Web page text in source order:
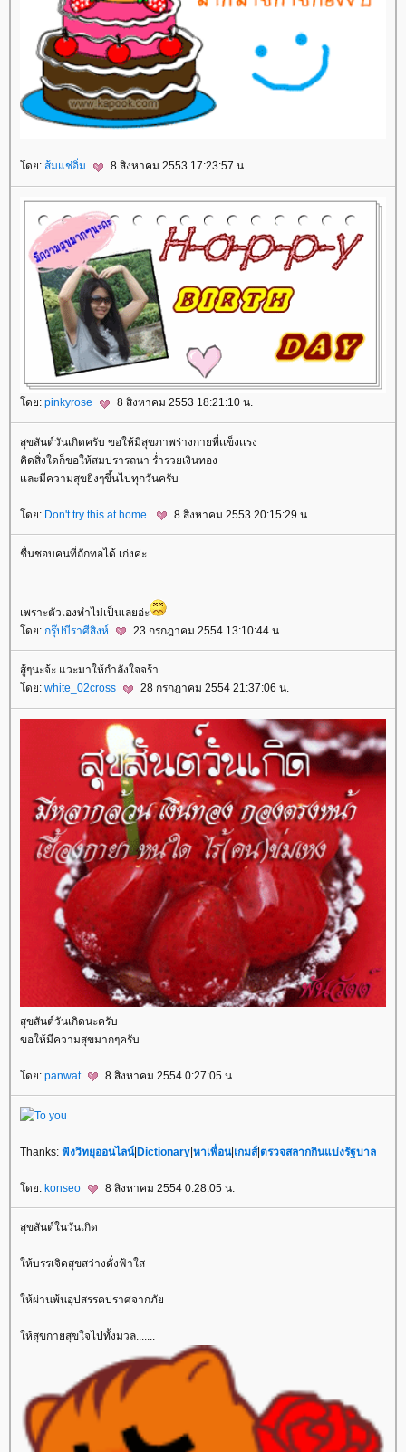
ดย: ส้มแช่อิ่ม 8 สิงหาคม 2553 17:23:57 น.
ดย: pinkyrose 8 สิงหาคม 2553 18:21:10 น.
สุขสันต์วันเกิดครับ ขอให้มีสุขภาพร่างกายที่เเข็งเเรง
คิดสิ่งใดก็ขอให้สมปรารถนา ร่ำรวยเงินทอง
เเละมีความสุขยิ่งๆขึ้นไปทุกวันครับ
ดย: Don't try this at home. 8 สิงหาคม 2553 20:15:29 น.
ชื่นชอบคนที่ถักทอได้ เก่งค่ะ
เพราะตัวเองทำไม่เป็นเลยอ่ะ
ดย: กรุ๊ปบีราศีสิงห์ 23 กรกฎาคม 2554 13:10:44 น.
สู้ๆนะจ้ะ แวะมาให้กำลังใจจร้า
ดย: white_02cross 28 กรกฎาคม 2554 21:37:06 น.
สุขสันต์วันเกิดนะครับ
ขอให้มีความสุขมากๆครับ
ดย: panwat 8 สิงหาคม 2554 0:27:05 น.
Thanks: ฟังวิทยุออนไลน์| Dictionary หาเพื่อน| เกมส์|ตรวจสลากกินแบ่งรัฐบาล
ดย: konseo 8 สิงหาคม 2554 0:28:05 น.
สุขสันต์ในวันเกิด
ห้บรรเจิดสุขสว่างดั่งฟ้าใส
ห้ผ่านพ้นอุปสรรคปราศจากภั
ห้สุขกายสุขใจไปทั้งมวล.......